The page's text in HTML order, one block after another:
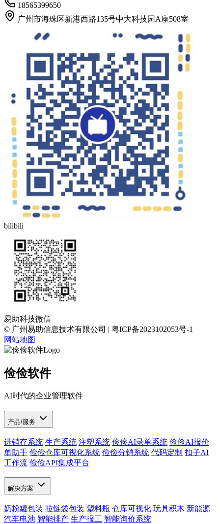
18565399650
广州市海珠区新港西路135号中大科技园A座508室
bilibili
易助科技微信
© 广州易助信息技术有限公司 | 粤ICP备2023102053号-1
网站地图
俭俭软件
AI时代的企业管理软件
产品/服务
进销存系统 生产系统 注塑系统 俭俭AI录单系统 俭俭AI报价
单助手 俭俭仓库可视化系统 俭俭分销系统 代码定制 扣子AI
工作流 俭俭API集成平台
解决方案
奶粉罐包装 拉链袋包装 塑料瓶 仓库可视化 玩具积木 新能源
汽车电池 智能排产 生产报工 智能询价系统